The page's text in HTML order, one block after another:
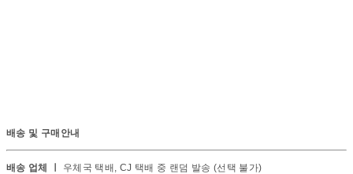
배송 및 구매안내
배송 업체 ㅣ 우체국 택배, CJ 택배 중 랜덤 발송 (선택 불가)